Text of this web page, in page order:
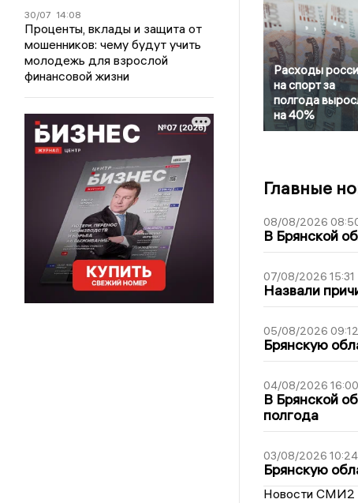
30/07 14:08
Проценты, вклады и защита от
мошенников: чему будут учить
молодежь для взрослой
финансовой жизни
Расходы
на спорт за
полгода
на 40%
Главные
08/08/2026
В Брянской
07/08/2026 15:31
Назвали
05/08/2026 09:12
Брянскую
04/08/2026 16:00
В Брянской
полгода
03/08/2026 10:24
Брянскую
Новости СМИ2